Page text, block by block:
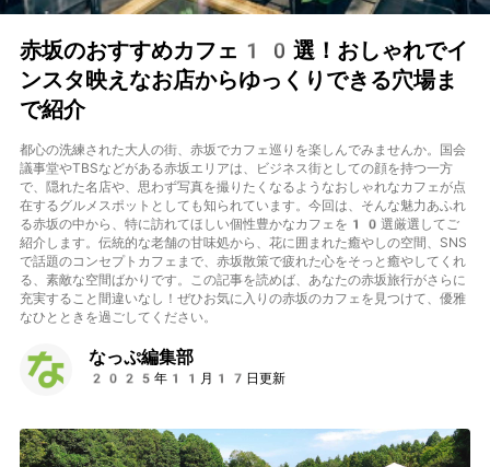
赤坂のおすすめカフェ10選！おしゃれでイ
ンスタ映えなお店からゆっくりできる穴場ま
で紹介
都心の洗練された大人の街、赤坂でカフェ巡りを楽しんでみませんか。国会
議事堂やTBSなどがある赤坂エリアは、ビジネス街としての顔を持つ一方
で、隠れた名店や、思わず写真を撮りたくなるようなおしゃれなカフェが点
在するグルメスポットとしても知られています。今回は、そんな魅力あふれ
る赤坂の中から、特に訪れてほしい個性豊かなカフェを10選厳選してご
紹介します。伝統的な老舗の甘味処から、花に囲まれた癒やしの空間、SNS
で話題のコンセプトカフェまで、赤坂散策で疲れた心をそっと癒やしてくれ
る、素敵な空間ばかりです。この記事を読めば、あなたの赤坂旅行がさらに
充実すること間違いなし！ぜひお気に入りの赤坂のカフェを見つけて、優雅
なひとときを過ごしてください。
なっぷ編集部
2025年11月17日更新